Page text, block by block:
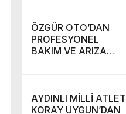
ÖZGÜR OTO’DAN
PROFESYONEL
BAKIM VE ARIZA
AYDINLI MİLLİ ATLET
KORAY UYGUN’DAN